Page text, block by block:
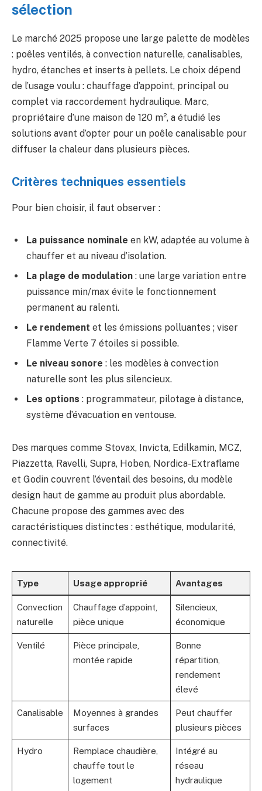
sélection
Le marché 2025 propose une large palette de modèles
: poêles ventilés, à convection naturelle, canalisables,
hydro, étanches et inserts à pellets. Le choix dépend
de l’usage voulu : chauffage d’appoint, principal ou
complet via raccordement hydraulique. Marc,
propriétaire d’une maison de 120 m², a étudié les
solutions avant d’opter pour un poêle canalisable pour
diffuser la chaleur dans plusieurs pièces.
Critères techniques essentiels
Pour bien choisir, il faut observer :
La puissance nominale en kW, adaptée au volume à
chauffer et au niveau d’isolation.
La plage de modulation : une large variation entre
puissance min/max évite le fonctionnement
permanent au ralenti.
Le rendement et les émissions polluantes ; viser
Flamme Verte 7 étoiles si possible.
Le niveau sonore : les modèles à convection
naturelle sont les plus silencieux.
Les options : programmateur, pilotage à distance,
système d’évacuation en ventouse.
Des marques comme Stovax, Invicta, Edilkamin, MCZ,
Piazzetta, Ravelli, Supra, Hoben, Nordica-Extraflame
et Godin couvrent l’éventail des besoins, du modèle
design haut de gamme au produit plus abordable.
Chacune propose des gammes avec des
caractéristiques distinctes : esthétique, modularité,
connectivité.
Type Usage approprié Avantages
Convection
naturelle
Chauffage d’appoint,
pièce unique
Silencieux,
économique
Ventilé
Pièce principale,
montée rapide
Bonne
répartition,
rendement
élevé
Canalisable
Moyennes à grandes
surfaces
Peut chauffer
plusieurs pièces
Hydro
Remplace chaudière,
chauffe tout le
logement
Intégré au
réseau
hydraulique